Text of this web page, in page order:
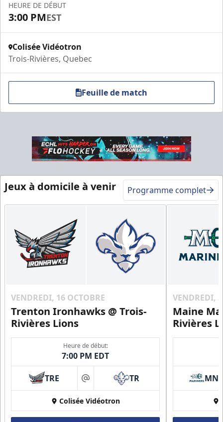
Espace Prestige Info
Contactez-nous
Groupes Rabais
Plus d'amis, plus d'économies
HEURE DE DÉBUT
3:00 PMEST
Colisée Vidéotron
Trois-Rivières, Quebec
Feuille de match
Jeux à domicile à venir Programme complet
VENDREDI, 16 OCTOBRE
Trenton Ironhawks @ Trois-
Rivières Lions
Heure de début:
7:00 PM EDT
TRE at TR
Colisée Vidéotron
VENDREDI,
Maine
Rivières
MNE